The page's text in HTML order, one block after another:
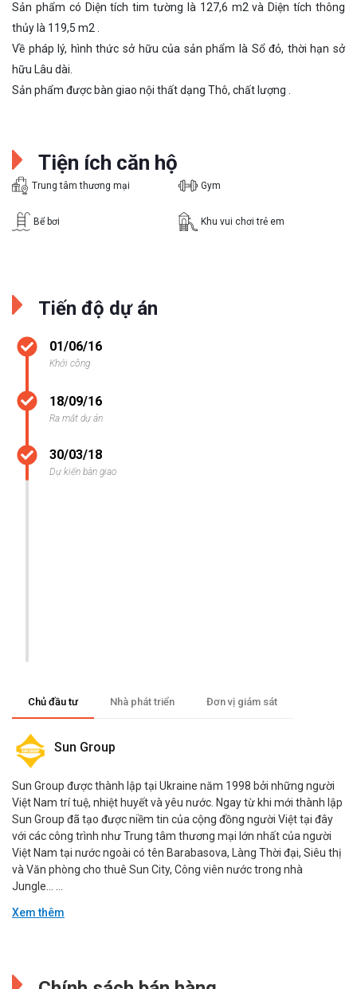
Sản phẩm có Diện tích tim tường là 127,6 m2 và Diện tích thông
thủy là 119,5 m2 .
Về pháp lý, hình thức sở hữu của sản phẩm là Sổ đỏ, thời hạn sở
hữu Lâu dài.
Sản phẩm được bàn giao nội thất dạng Thô, chất lượng .
Tiện ích căn hộ
Trung tâm thương mại Gym
Bể bơi Khu vui chơi trẻ em
Tiến độ dự án
01/06/16
Khởi công
18/09/16
Ra mắt dự án
30/03/18
Dự kiến bàn giao
Chủ đầu tư Nhà phát triển Đơn vị giám sát
Sun Group
Sun Group được thành lập tại Ukraine năm 1998 bởi những người
Việt Nam trí tuệ, nhiệt huyết và yêu nước. Ngay từ khi mới thành lập
Sun Group đã tạo được niềm tin của cộng đồng người Việt tại đây
với các công trình như Trung tâm thương mại lớn nhất của người
Việt Nam tại nước ngoài có tên Barabasova, Làng Thời đại, Siêu thị
và Văn phòng cho thuê Sun City, Công viên nước trong nhà
Jungle… ...
Xem thêm
Jones Lang LaSalle Incorporated là một công ty dịch vụ bất động